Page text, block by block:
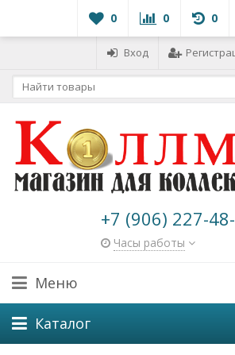
0 0 0
Вход
+7 (906) 227-
Часы работы
Меню
Каталог